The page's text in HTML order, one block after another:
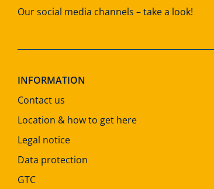
Our social media channels – take a look!
INFORMATION
Contact us
Location & how to get here
Legal notice
Data protection
GTC